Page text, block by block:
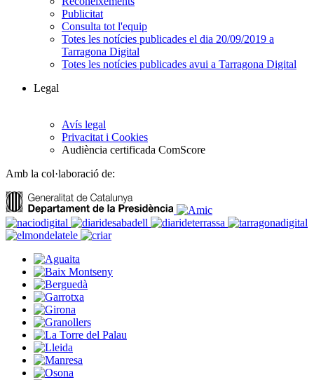
Publicitat
Consulta tot l'equip
Totes les notícies publicades el dia 20/09/2019 a
Tarragona Digital
Totes les notícies publicades avui a Tarragona Digital
Legal
Avís legal
Privacitat i Cookies
Audiència certificada ComScore
Amb la col·laboració de: